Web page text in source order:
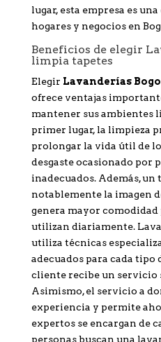
lugar, esta empresa es
hogares y negocios en
Beneficios de elegir
limpia tapetes
Elegir Lavanderías
ofrece ventajas
mantener sus ambientes
primer lugar, la limpieza
prolongar la vida útil de
desgaste ocasionado por
inadecuados. Además,
notablemente la imagen
genera mayor comodidad
utilizan diariamente.
utiliza técnicas
adecuados para cada tipo
cliente recibe un servicio
Asimismo, el servicio a
experiencia y permite
expertos se encargan de
personas buscan una